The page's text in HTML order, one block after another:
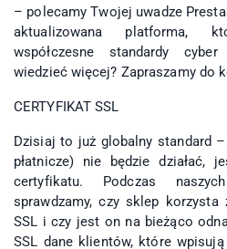
– polecamy Twojej uwadze
aktualizowana platforma,
współczesne standardy
wiedzieć więcej? Zapraszamy do
CERTYFIKAT SSL
Dzisiaj to już globalny standard
płatnicze) nie będzie działać,
certyfikatu. Podczas
sprawdzamy, czy sklep korzysta
SSL i czy jest on na bieżąco
SSL dane klientów, które